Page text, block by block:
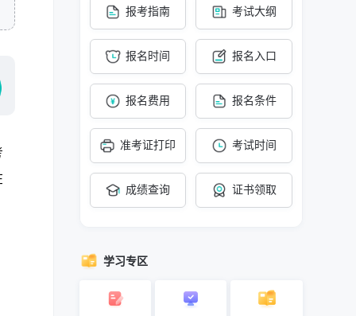
报考指南 考试大纲
报名时间 报名入口
报名费用 报名条件
准考证打印 考试时间
成绩查询 证书领取
学习专区